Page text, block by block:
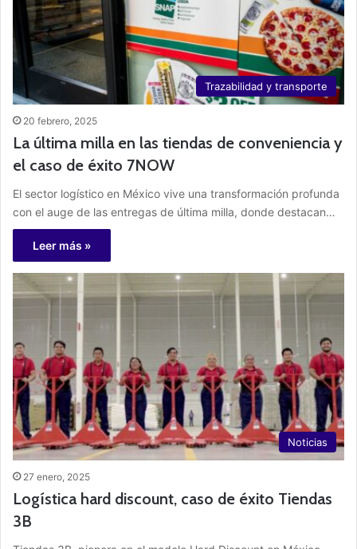
Trazabilidad y transporte
20 febrero, 2025
La última milla en las tiendas de conveniencia y
el caso de éxito 7NOW
El sector logístico en México vive una transformación profunda
con el auge de las entregas de última milla, donde destacan…
Leer más »
Noticias
27 enero, 2025
Logística hard discount, caso de éxito Tiendas
3B